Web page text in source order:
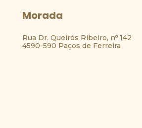
Morada
Rua Dr. Queirós Ribeiro, nº 142
4590-590 Paços de Ferreira